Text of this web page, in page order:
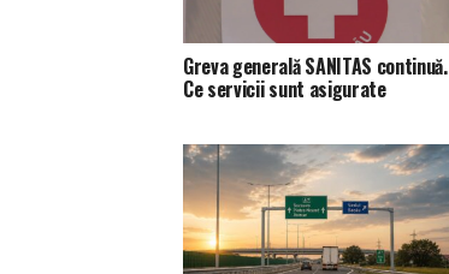
Greva generală SANITAS continuă.
Ce servicii sunt asigurate